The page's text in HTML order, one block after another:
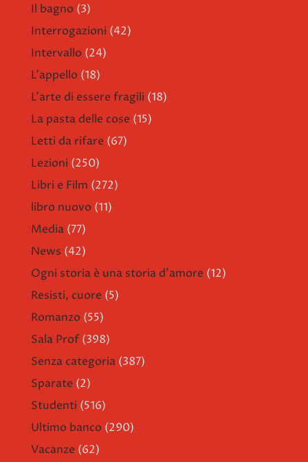
Il bagno (3)
Interrogazioni (42)
Intervallo (24)
L'appello (18)
L'arte di essere fragili (18)
La pasta delle cose (15)
Letti da rifare (67)
Lezioni (250)
Libri e Film (272)
libro nuovo (11)
Media (77)
News (42)
Ogni storia è una storia d'amore (12)
Resisti, cuore (5)
Romanzo (55)
Sala Prof (398)
Senza categoria (387)
Sparate (2)
Studenti (516)
Ultimo banco (290)
Vacanze (62)